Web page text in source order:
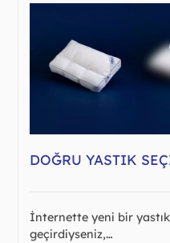
DOĞRU YASTIK
İnternette yeni bir
geçirdiyseniz,…